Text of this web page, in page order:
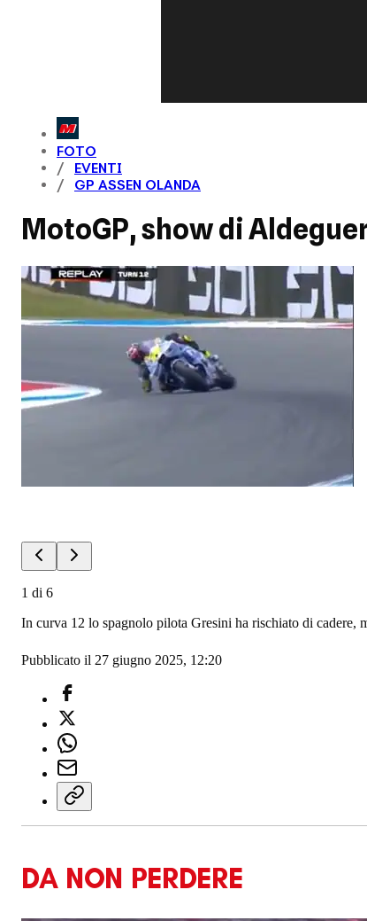
FOTO
EVENTI
GP ASSEN OLANDA
MotoGP, show di
1 di 6
In curva 12 lo spagnolo pilota Gresini ha rischiato di cadere,
Pubblicato il 27 giugno 2025, 12:20
DA NON PERDERE